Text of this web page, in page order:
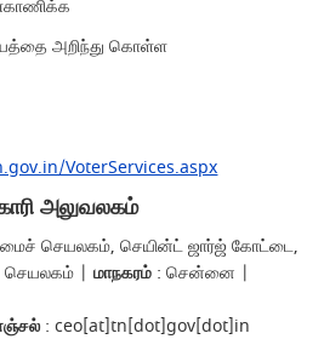
அறிந்து கொள்ள
VoterServices.aspx
அலுவலகம்
செயலகம், செயின்ட் ஜார்ஜ் கோட்டை,
செயலகம் |மாநகரம் : சென்னை |
: ceo[at]tn[dot]gov[dot]in